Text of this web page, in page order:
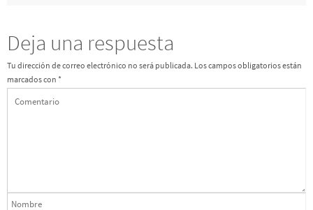
Deja una respuesta
Tu dirección de correo electrónico no será publicada. Los campos obligatorios están
marcados con *